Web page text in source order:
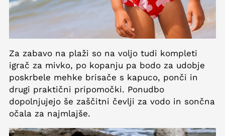
Za zabavo na plaži so na voljo tudi kompleti
igrač za mivko, po kopanju pa bodo za udobje
poskrbele mehke brisače s kapuco, ponči in
drugi praktični pripomočki. Ponudbo
dopolnjujejo še zaščitni čevlji za vodo in sončna
očala za najmlajše.